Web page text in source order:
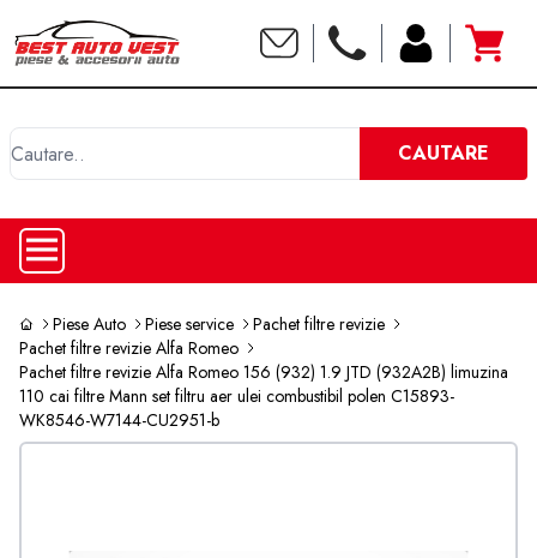
CAUTARE
Piese Auto Piese service
Pachet filtre revizie
Pachet filtre revizie Alfa Romeo
Pachet filtre revizie Alfa Romeo 156 (932) 1.9 JTD (932A2B) limuzina
110 cai filtre Mann set filtru aer ulei combustibil polen C15893-
WK8546-W7144-CU2951-b